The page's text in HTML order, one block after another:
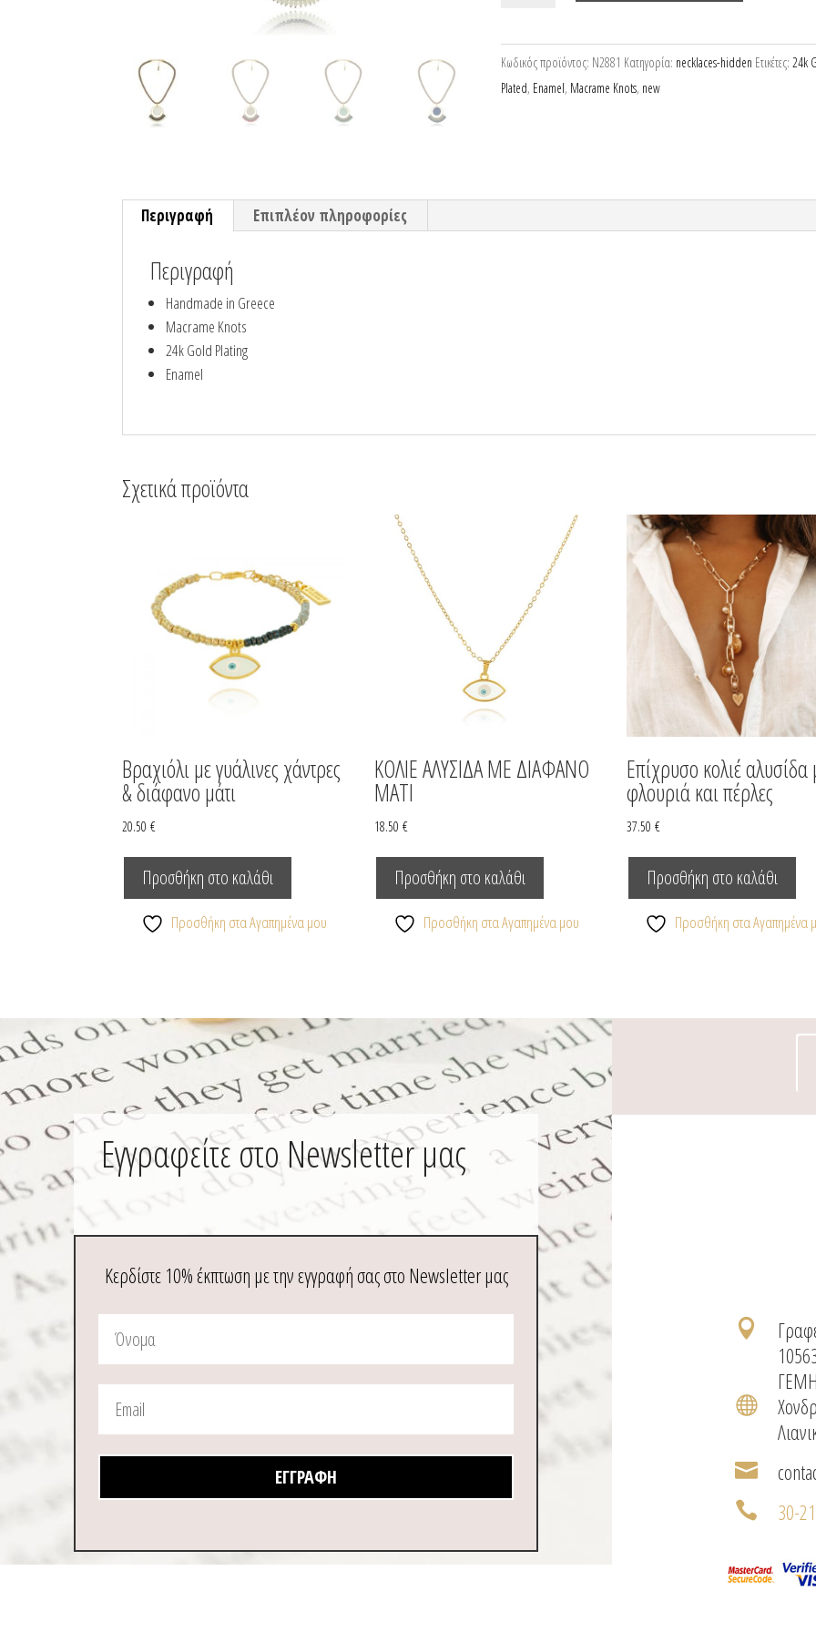
με
σμάλτο
στοιχείο
Κωδικός προϊόντος: N2881 Κατηγορία: necklaces-hidden Ετικέτες: 24k
Plated, Enamel, Macrame Knots, new
Περιγραφή Επιπλέον πληροφορίες
Περιγραφή
Handmade in Greece
Macrame Knots
24k Gold Plating
Enamel
Σχετικά προϊόντα
Βραχιόλι με γυάλινες χάντρες
& διάφανο μάτι
20.50€
Προσθήκη στο καλάθι
Προσθήκη στα Αγαπημένα μου
ΚΟΛΙΕ ΑΛΥΣΙΔΑ ΜΕ ΔΙΑΦΑΝΟ
ΜΑΤΙ
18.50€
Προσθήκη στο καλάθι
Προσθήκη στα Αγαπημένα μου
Επίχρυσο κολιέ αλυσίδα
φλουριά και πέρλες
37.50€
Προσθήκη στο καλάθι
Προσθήκη στα Αγαπημένα
Εγγραφείτε στο Newsletter μας
Κερδίστε 10% έκπτωση με την εγγραφή σας στο Newsletter μας
ΕΓΓΡΑΦΉ



 30-